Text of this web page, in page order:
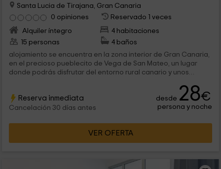
Santa Lucia de Tirajana, Gran Canaria
0 opiniones
Reservado 1 veces
Alquiler íntegro
4 habitaciones
15 personas
4 baños
alojamiento se encuentra en la zona interior de Gran Canaria,
en el precioso pueblecito de Vega de San Mateo, un lugar
donde podrás disfrutar del entorno rural canario y unos
Reserva inmediata
Cancelación 30 días antes
desde 28€
persona y noche
VER OFERTA